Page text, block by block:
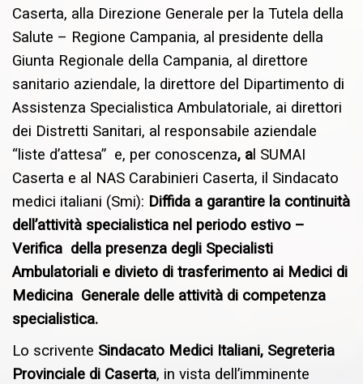
Caserta, alla Direzione Generale per la Tutela della
Salute – Regione Campania, a l presidente della
Giunta Regionale della Campania, al direttore
sanitario aziendale, la direttore del Dipartimento di
Assistenza Specialistica Ambulatoriale, ai direttori
dei Distretti Sanitari, a l responsabile aziendale
“liste d’attesa” e, per conoscenza, a l SUMAI
Caserta e al NAS Carabinieri Caserta, il Sindacato
medici italiani (Smi): Diffida a garantire la continuità
dell’attività specialistica nel periodo estivo –
Verifica della presenza degli Specialisti
Ambulatoriali e divieto di trasferimento ai Medici di
Medicina Generale delle attività di competenza
specialistica.
Lo scrivente Sindacato Medici Italiani, Segreteria
Provinciale di Caserta, in vista dell’imminente